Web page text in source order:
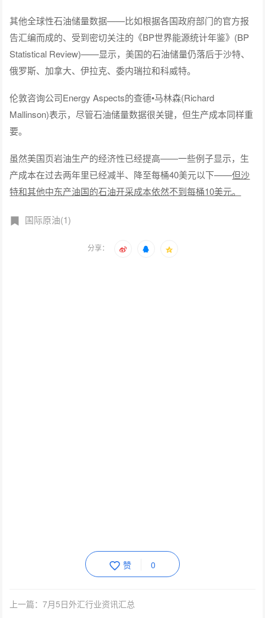
其他全球性石油储量数据——比如根据各国政府部门的官方报
告汇编而成的、受到密切关注的《BP世界能源统计年鉴》(BP
Statistical Review)——显示，美国的石油储量仍落后于沙特、
俄罗斯、加拿大、伊拉克、委内瑞拉和科威特。
伦敦咨询公司Energy Aspects的查德•马林森(Richard
Mallinson)表示，尽管石油储量数据很关键，但生产成本同样重
要。
虽然美国页岩油生产的经济性已经提高——一些例子显示，生
产成本在过去两年里已经减半、降至每桶40美元以下——但沙
特和其他中东产油国的石油开采成本依然不到每桶10美元。
国际原油(1)
分享：
赞 0
上一篇：7月5日外汇行业资讯汇总